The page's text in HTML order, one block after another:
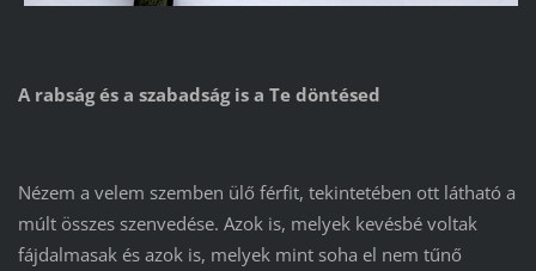
A rabság és a szabadság is a Te döntésed
Nézem a velem szemben ülő férfit, tekintetében ott látható a
múlt összes szenvedése. Azok is, melyek kevésbé voltak
fájdalmasak és azok is, melyek mint soha el nem tűnő